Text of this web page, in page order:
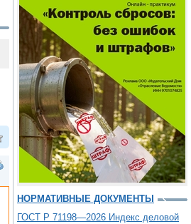
НОРМАТИВНЫЕ ДОКУМЕНТЫ
ГОСТ Р 71198—2026 Индекс деловой